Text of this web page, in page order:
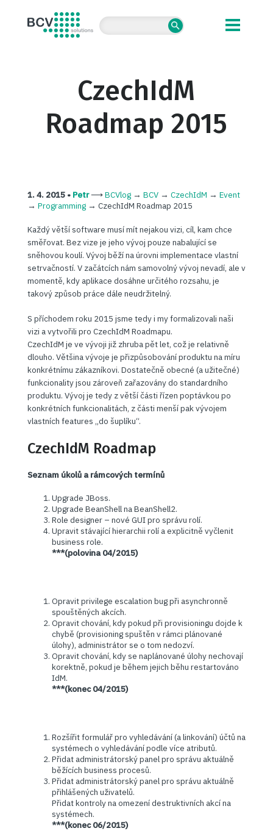
BCV solutions s.r.o.
CzechIdM
Roadmap 2015
1. 4. 2015 • Petr⟶BCVlog→ BCV→ CzechIdM → Event
→ Programming→ CzechIdM Roadmap 2015
Každý větší software musí mít nejakou vizi, cíl, kam chce
směřovat. Bez vize je jeho vývoj pouze nabalující se
sněhovou koulí. Vývoj běží na úrovni implementace vlastní
setrvačností. V začátcích nám samovolný vývoj nevadí, ale v
momentě, kdy aplikace dosáhne určitého rozsahu, je
takový způsob práce dále neudržitelný.
S příchodem roku 2015 jsme tedy i my formalizovali naši
vizi a vytvořili pro CzechIdM Roadmapu.
CzechIdM je ve vývoji již zhruba pět let, což je relativně
dlouho. Většina vývoje je přizpůsobování produktu na míru
konkrétnímu zákazníkovi. Dostatečně obecné (a užitečné)
funkcionality jsou zároveň zařazovány do standardního
produktu. Vývoj je tedy z větší části řízen poptávkou po
konkrétních funkcionalitách, z části menší pak vývojem
vlastních features „do šuplíku“.
CzechIdM Roadmap
Seznam úkolů a rámcových termínů
Upgrade JBoss.
Upgrade BeanShell na BeanShell2.
Role designer – nové GUI pro správu rolí.
Upravit stávající hierarchii rolí a explicitně vyčlenit
business role.
***(polovina 04/2015)
Opravit privilege escalation bug při asynchronně
spouštěných akcích.
Opravit chování, kdy pokud při provisioningu dojde k
chybě (provisioning spuštěn v rámci plánované
úlohy), administrátor se o tom nedozví.
Opravit chování, kdy se naplánované úlohy nechovají
korektně, pokud je během jejich běhu restartováno
IdM.
***(konec 04/2015)
Rozšířit formulář pro vyhledávání (a linkování) účtů na
systémech o vyhledávání podle více atributů.
Přidat administrátorský panel pro správu aktuálně
běžících business procesů.
Přidat administrátorský panel pro správu aktuálně
přihlášených uživatelů.
Přidat kontroly na omezení destruktivních akcí na
systémech.
***(konec 06/2015)